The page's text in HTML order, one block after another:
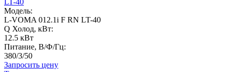
Модель:
L-VOMA 012.1i F RN LT-40
Q Холод, кВт:
12.5 кВт
Питание, В/Ф/Гц:
380/3/50
Запросить цену